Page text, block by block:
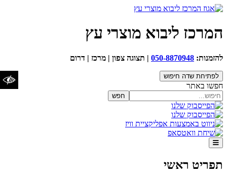
הגדלת טקסט
הקטנת
טקסט
איפוס טקסט
ניגודיות כהה
בהירה
הדגשת קישורים
המרכז ליבוא מוצרי עץ
להזמנות: 050-8870948 | תצוגה צפון | מרכז | דרום
לפתיחת שדה חיפוש
חפשו באתר
חפש
תפריט ראשי